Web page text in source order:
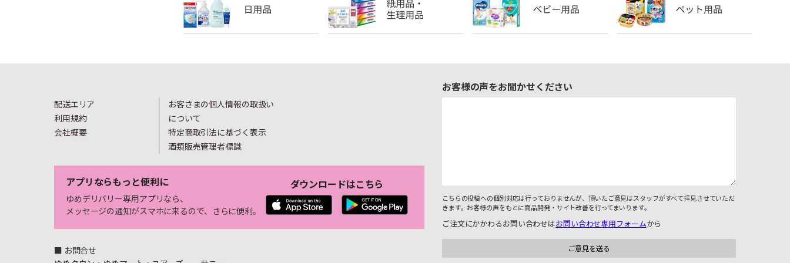
配送エリア
利用規約
会社概要
お客さまの個人情報の取扱い
について
特定商取引法に基づく表示
酒類販売管理者標識
アプリならもっと便利に
ゆめデリバリー専用アプリなら、
メッセージの通知がスマホに来るので、さらに便利。
ダウンロードはこちら
■ お問合せ
お客様の声をお聞かせください
こちらの投稿への個別対応は行っておりませんが、頂いたご意見はスタッフがすべて拝見させていただ
きます。お客様の声をもとに商品開発・サイト改善を行ってまいります。
ご注文にかかわるお問い合わせはお問い合わせ専用フォームから